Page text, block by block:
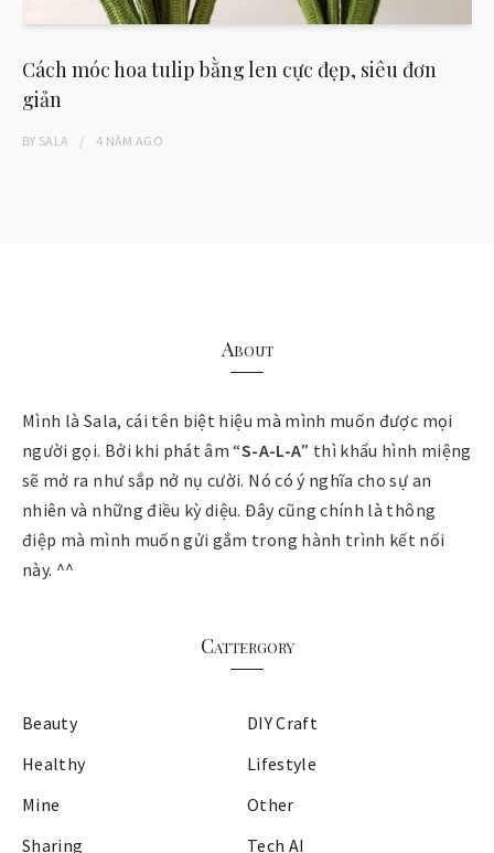
Cách móc hoa tulip bằng len cực đẹp, siêu đơn
giản
BY SALA 4 NĂM AGO
About
Mình là Sala, cái tên biệt hiệu mà mình muốn được mọi
người gọi. Bởi khi phát âm “S-A-L-A” thì khẩu hình miệng
sẽ mở ra như sắp nở nụ cười. Nó có ý nghĩa cho sự an
nhiên và những điều kỳ diệu. Đây cũng chính là thông
điệp mà mình muốn gửi gắm trong hành trình kết nối
này. ^^
Cattergory
Beauty
DIY Craft
Healthy
Lifestyle
Mine
Other
Sharing
Tech AI